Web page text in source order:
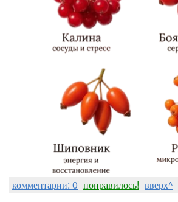
комментарии: 0 понравилось! вверх^